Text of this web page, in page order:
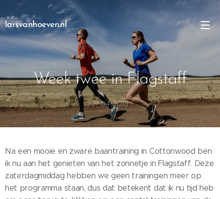
larsvanhoeven.nl
Week twee in Flagstaff
21-04-2018
Na een mooie en zware baantraining in Cottonwood ben
ik nu aan het genieten van het zonnetje in Flagstaff. Deze
zaterdagmiddag hebben we geen trainingen meer op
het programma staan, dus dat betekent dat ik nu tijd heb